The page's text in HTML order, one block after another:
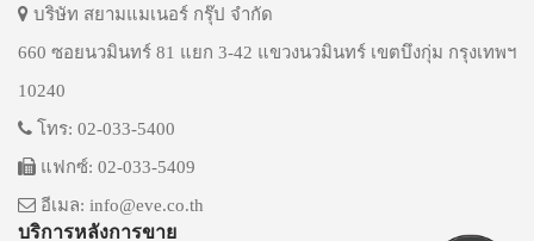
บริษัท สยามแมเนอร์ กรุ๊ป จำกัด
660 ซอยนวมินทร์ 81 แยก 3-42 แขวงนวมินทร์ เขตบึงกุ่ม กรุงเทพฯ
10240
โทร: 02-033-5400
แฟกซ์: 02-033-5409
อีเมล: info@eve.co.th
บริการหลังการขาย